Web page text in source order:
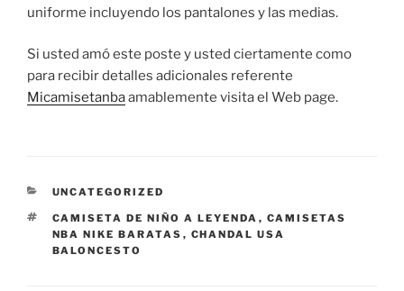
uniforme incluyendo los pantalones y las medias.
Si usted amó este poste y usted ciertamente como
para recibir detalles adicionales referente
Micamisetanbaamablemente visita el Web page.
CATEGORÍAS
UNCATEGORIZED
ETIQUETAS
CAMISETA DE NIÑO A LEYENDA , CAMISETAS
NBA NIKE BARATAS , CHANDAL USA
BALONCESTO